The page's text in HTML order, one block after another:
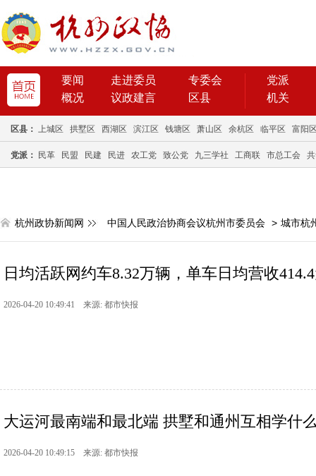
要闻 走进委员
专委会
概况
议政建言 区县
党派
机关
区县： 上城区 拱墅区 西湖区 滨江区 钱塘区 萧山区 余杭区 临平区 富阳
党派： 民革 民盟 民建 民进 农工党 致公党 九三学社 工商联 市总工会
杭州政协新闻网 中国人民政治协商会议杭州市委员会 > 城市杭
日均活跃网约车8.32万辆，单车日均营收
2026-04-20 10:49:41 来源: 都市快报
大运河最南端和最北端 拱墅和通州互相学什
2026-04-20 10:49:15 来源: 都市快报